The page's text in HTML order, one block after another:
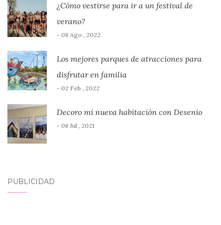
¿Cómo vestirse para ir a un festival de
verano?
- 08 Ago , 2022
Los mejores parques de atracciones para
disfrutar en familia
- 02 Feb , 2022
Decoro mi nueva habitación con Desenio
- 06 Jul , 2021
PUBLICIDAD